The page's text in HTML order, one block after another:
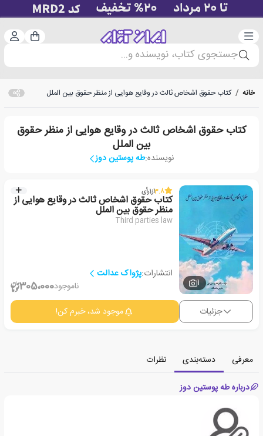
دسته‌بندی سبد
جستجوی کتاب، نویسنده و...
خانه / کتاب حقوق اشخاص ثالث در وقایع هوایی از منظر حقوق بین الملل
کتاب حقوق اشخاص ثالث در وقایع هوایی از منظر حقوق
بین الملل
نویسنده:طه پوستین دوز
1
3.8از1رأی
کتاب حقوق اشخاص ثالث در وقایع هوایی از
منظر حقوق بین الملل
Third parties law
انتشارات:پژواک عدالت
ناموجود305،000
جزئیات موجود شد، خبرم کن!
معرفی دسته‌بندی
نظرات
درباره طه پوستین دوز